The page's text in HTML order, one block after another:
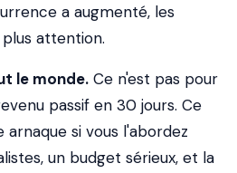
a augmenté, les
attention.
le monde. Ce n'est pas pour
passif en 30 jours. Ce
arnaque si vous l'abordez
un budget sérieux, et la